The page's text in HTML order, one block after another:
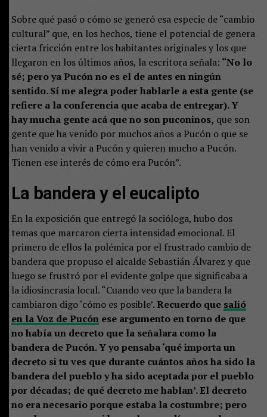
Sobre qué pasó o cómo se generó esa especie de “cambio
cultural” que, en los hechos, tiene el potencial de genera
cierta fricción entre los habitantes originales y los que
llegaron en los últimos años, la escritora señala: “No lo
sé; pero ya Pucón no es el de antes en ningún
sentido. Sí me alegra poder hablarle a esta gente (se
refiere a la conferencia que acaba de entregar). Y
hay mucha gente acá que no son puconinos, que son
gente que ha venido por muchos años a Pucón o que se
han venido a vivir a Pucón y quieren mucho a Pucón.
Tienen ese interés de cómo era Pucón”.
La bandera y el eucalipto
En la exposición que entregó la socióloga, hubo dos
temas que marcaron cierta intensidad emocional. El
primero de ellos la polémica por el frustrado cambio de
bandera que propuso el alcalde Sebastián Álvarez y que
luego se frustró por el evidente golpe que significaba a
la idiosincrasia local. “Cuando veo que la bandera la
cambiaron digo ‘cómo es posible’. Recuerdo que salió
en la Voz de Pucónese argumento en torno de que
no había un decreto que la señalara como la
bandera de Pucón. Y yo pensaba ‘qué importa un
decreto si tu ves que durante cuántos años ha sido la
bandera del pueblo y ha sido aceptada por el pueblo
por décadas; de qué decreto me hablan’. El decreto
no era necesario porque estaba la costumbre; pero